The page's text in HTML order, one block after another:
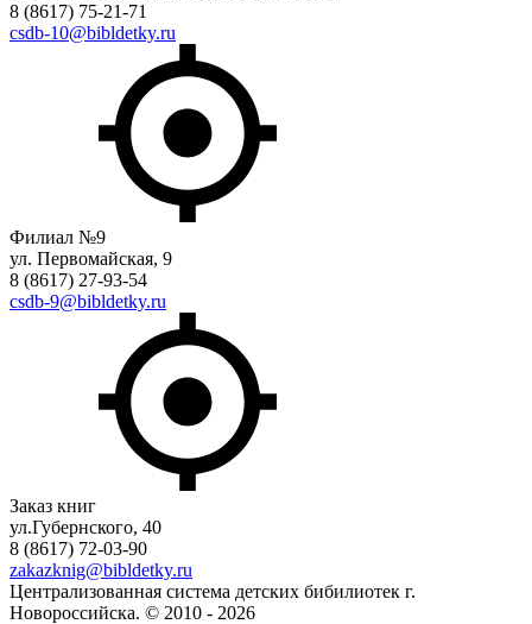
8 (8617) 75-21-71
csdb-10@bibldetky.ru
Филиал №9
ул. Первомайская, 9
8 (8617) 27-93-54
csdb-9@bibldetky.ru
Заказ книг
ул.Губернского, 40
8 (8617) 72-03-90
zakazknig@bibldetky.ru
Централизованная система детских бибилиотек г.
Новороссийска. © 2010 - 2026